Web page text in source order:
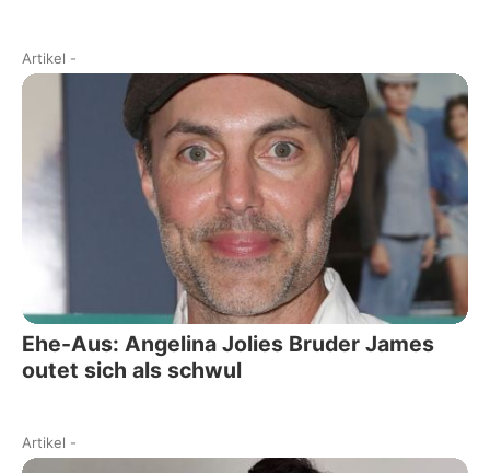
Artikel -
Ehe-Aus: Angelina Jolies Bruder James
outet sich als schwul
Artikel -